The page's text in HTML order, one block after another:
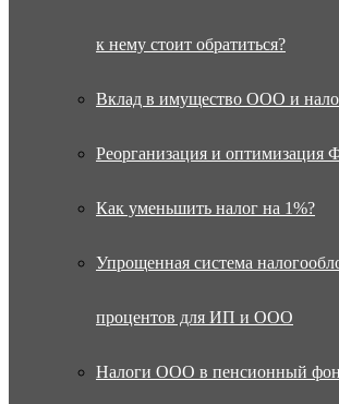
к нему стоит обратиться?
Вклад в имущество ООО и
Реорганизация и оптимизация
Как уменьшить налог на 1%?
Упрощенная система
процентов для ИП и ООО
Налоги ООО в пенсионный